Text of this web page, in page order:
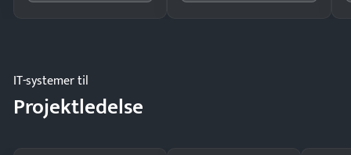
IT-systemer til
Projektledelse